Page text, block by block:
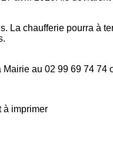
La chaufferie pourra à
au 02 99 69 74 74
à imprimer